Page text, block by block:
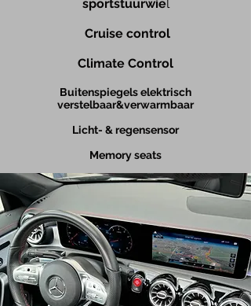
sportstuurwiel
Cruise control
Climate Control
Buitenspiegels elektrisch
verstelbaar&verwarmbaar
Licht- & regensensor
Memory seats